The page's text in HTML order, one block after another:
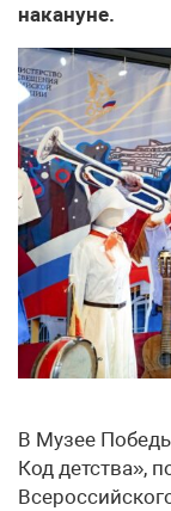
накануне.
В Музее
Код детства»,